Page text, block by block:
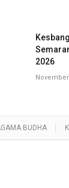
2026
BUDHA